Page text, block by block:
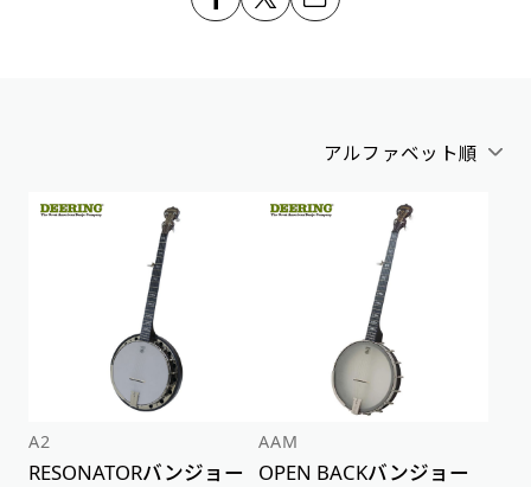
アルファベット順
アルファベット順
新着順
価格が安い順
価格が高い順
A2
RESONATORバンジョー
AAM
OPEN BACKバンジョー